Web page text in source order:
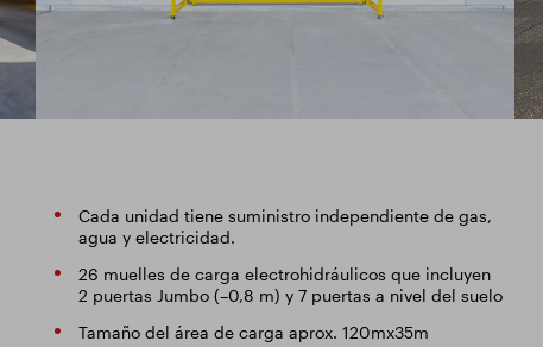
Cada unidad tiene suministro independiente de gas,
agua y electricidad.
26 muelles de carga electrohidráulicos que incluyen
2 puertas Jumbo (–0,8 m) y 7 puertas a nivel del suelo
Tamaño del área de carga aprox. 120mx35m